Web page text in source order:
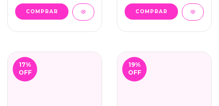
17%
OFF
19%
OFF